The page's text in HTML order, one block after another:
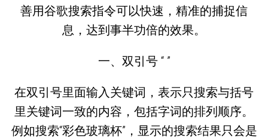
善用谷歌搜索指令可以快速，精准的捕捉信
息，达到事半功倍的效果。
一、双引号 “ ”
在双引号里面输入关键词，表示只搜索与括号
里关键词一致的内容，包括字词的排列顺序。
例如搜索“彩色玻璃杯”，显示的搜索结果只会是